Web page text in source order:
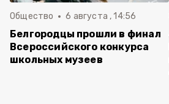
Общество 6 августа , 14:56
Белгородцы прошли в финал
Всероссийского конкурса
школьных музеев